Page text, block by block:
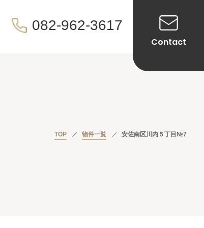
082-962-3617
Contact
TOP 物件一覧 安佐南区川内５丁目№7